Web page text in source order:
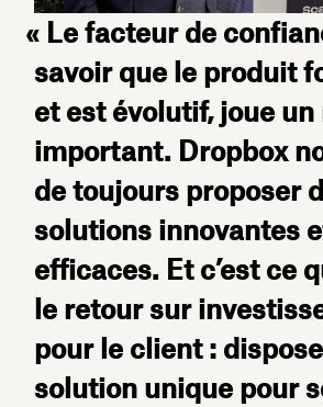
« Le facteur de
savoir que le produit
et est évolutif, joue un
important. Dropbox
de toujours proposer
solutions innovantes
efficaces. Et c’est ce
le retour sur
pour le client :
solution unique pour